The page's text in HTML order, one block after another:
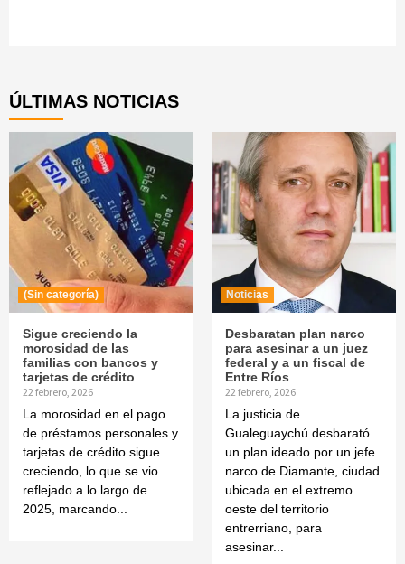
ÚLTIMAS NOTICIAS
(Sin categoría)
Sigue creciendo la
morosidad de las
familias con bancos y
tarjetas de crédito
22 febrero, 2026
La morosidad en el pago
de préstamos personales y
tarjetas de crédito sigue
creciendo, lo que se vio
reflejado a lo largo de
2025, marcando...
Noticias
Desbaratan plan narco
para asesinar a un juez
federal y a un fiscal de
Entre Ríos
22 febrero, 2026
La justicia de
Gualeguaychú desbarató
un plan ideado por un jefe
narco de Diamante, ciudad
ubicada en el extremo
oeste del territorio
entrerriano, para
asesinar...